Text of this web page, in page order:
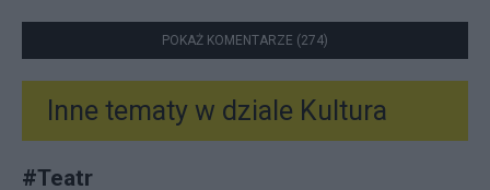
POKAŻ KOMENTARZE (274)
Inne tematy w dziale Kultura
#Teatr